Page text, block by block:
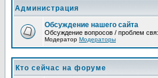
Администрация
Обсуждение нашего сайта
Обсуждение вопросов / проблем
Модератор Модераторы
Кто сейчас на форуме